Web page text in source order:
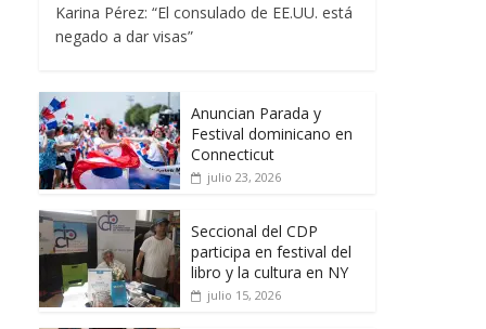
Karina Pérez: “El consulado de EE.UU. está
negado a dar visas”
Anuncian Parada y
Festival dominicano en
Connecticut
julio 23, 2026
Seccional del CDP
participa en festival del
libro y la cultura en NY
julio 15, 2026